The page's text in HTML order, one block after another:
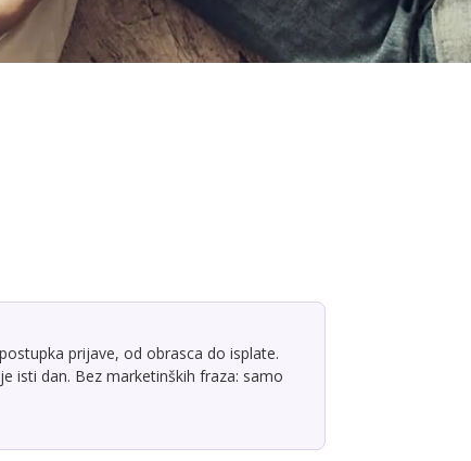
prijave, od obrasca do isplate.
isti dan. Bez marketinških fraza: samo